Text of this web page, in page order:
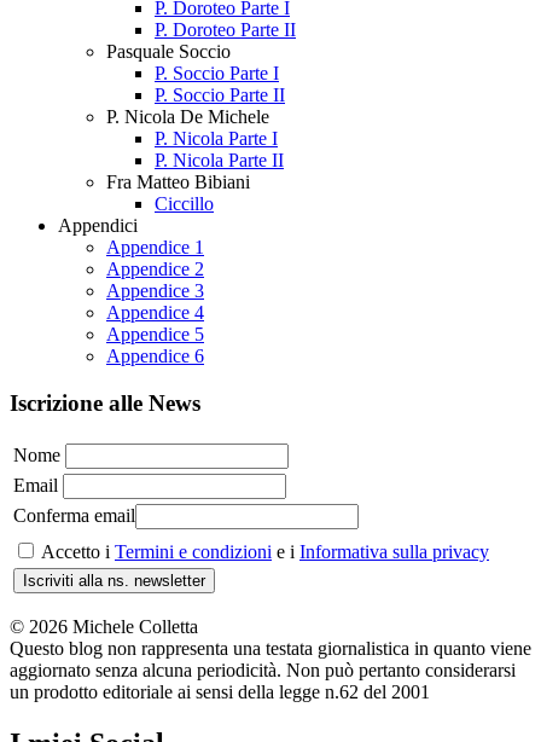
P. Doroteo Parte I
P. Doroteo Parte II
Pasquale Soccio
P. Soccio Parte I
P. Soccio Parte II
P. Nicola De Michele
P. Nicola Parte I
P. Nicola Parte II
Fra Matteo Bibiani
Ciccillo
Appendici
Appendice 1
Appendice 2
Appendice 3
Appendice 4
Appendice 5
Appendice 6
Iscrizione alle News
Nome
Email
Conferma email
Accetto i Termini e condizioni e i Informativa sulla privacy
Iscriviti alla ns. newsletter
© 2026 Michele Colletta
Questo blog non rappresenta una testata giornalistica in quanto viene
aggiornato senza alcuna periodicità. Non può pertanto considerarsi
un prodotto editoriale ai sensi della legge n.62 del 2001